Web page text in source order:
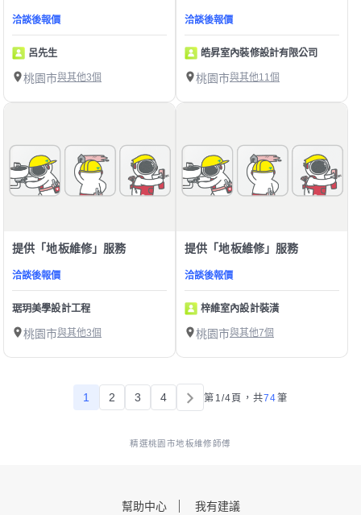
洽談後報價
呂先生
桃園市與其他3個
洽談後報價
皓昇室內裝修設計有限公司
桃園市與其他11個
提供「地板維修」服務
洽談後報價
琚玥美學設計工程
桃園市與其他3個
提供「地板維修」服務
洽談後報價
梓維室內設計裝潢
桃園市與其他7個
1 2 3 4 第1/4頁， 共74筆
精選桃園市地板維修師傅
幫助中心 我有建議